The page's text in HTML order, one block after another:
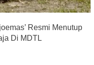
Resmi Menutup
Di MDTL